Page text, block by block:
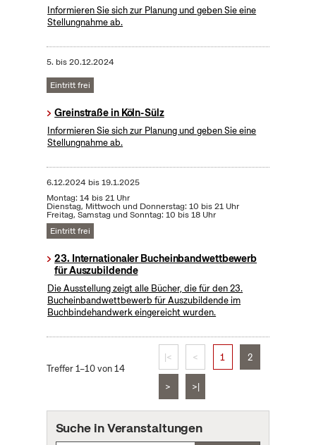
Informieren Sie sich zur Planung und geben Sie eine
Stellungnahme ab.
5. bis20.12.2024
Eintritt frei
Greinstraße in Köln-Sülz
Informieren Sie sich zur Planung und geben Sie eine
Stellungnahme ab.
6.12.2024 bis19.1.2025
Montag: 14 bis 21 Uhr
Dienstag, Mittwoch und Donnerstag: 10 bis 21 Uhr
Freitag, Samstag und Sonntag: 10 bis 18 Uhr
Eintritt frei
23. Internationaler Bucheinbandwettbewerb
für Auszubildende
Die Ausstellung zeigt alle Bücher, die für den 23.
Bucheinbandwettbewerb für Auszubildende im
Buchbindehandwerk eingereicht wurden.
Treffer 1–10 von 14
|< < 1 2
> >|
Suche in Veranstaltungen